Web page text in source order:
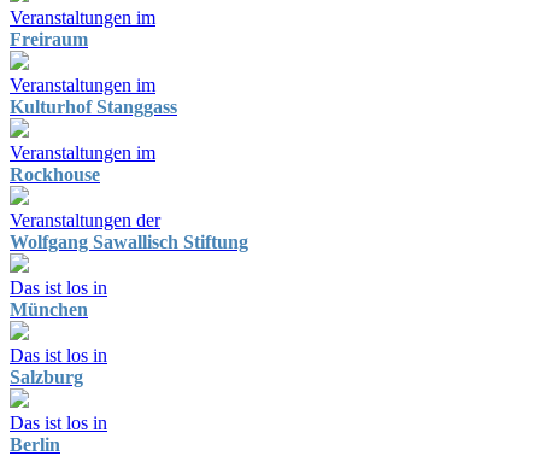
Veranstaltungen im
Freiraum
Veranstaltungen im
Kulturhof Stanggass
Veranstaltungen im
Rockhouse
Veranstaltungen der
Wolfgang Sawallisch Stiftung
Das ist los in
München
Das ist los in
Salzburg
Das ist los in
Berlin